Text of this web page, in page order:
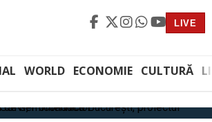
LIVE
WORLD ECONOMIE CULTURĂ